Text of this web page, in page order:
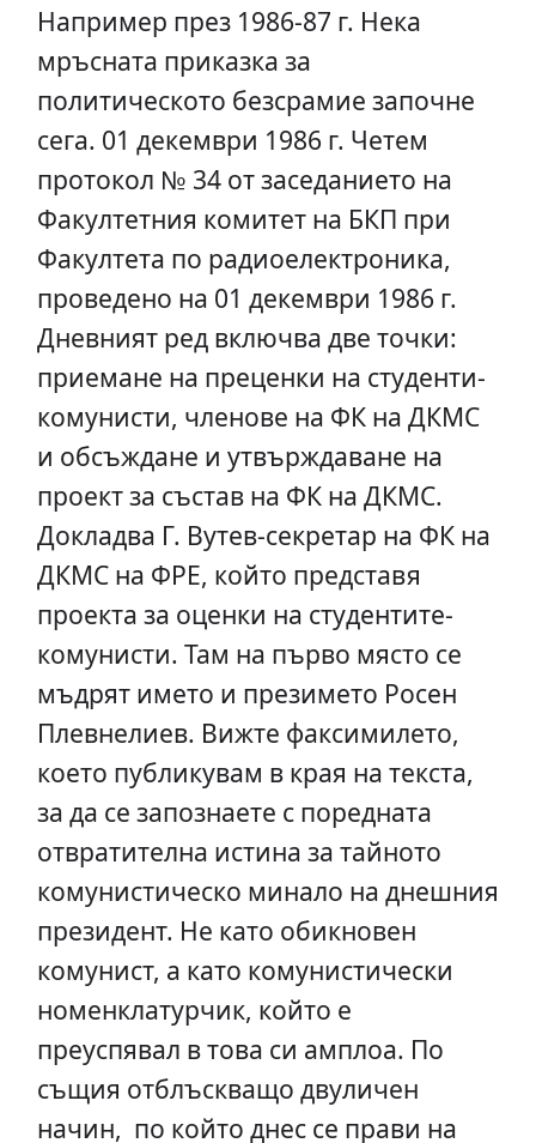
Например през 1986-87 г. Нека
мръсната приказка за
политическото безсрамие започне
сега. 01 декември 1986 г. Четем
протокол № 34 от заседанието на
Факултетния комитет на БКП при
Факултета по радиоелектроника,
проведено на 01 декември 1986 г.
Дневният ред включва две точки:
приемане на преценки на студенти-
комунисти, членове на ФК на ДКМС
и обсъждане и утвърждаване на
проект за състав на ФК на ДКМС.
Докладва Г. Вутев-секретар на ФК на
ДКМС на ФРЕ, който представя
проекта за оценки на студентите-
комунисти. Там на първо място се
мъдрят името и презимето Росен
Плевнелиев. Вижте факсимилето,
което публикувам в края на текста,
за да се запознаете с поредната
отвратителна истина за тайното
комунистическо минало на днешния
президент. Не като обикновен
комунист, а като комунистически
номенклатурчик, който е
преуспявал в това си амплоа. По
същия отблъскващо двуличен
начин, по който днес се прави на